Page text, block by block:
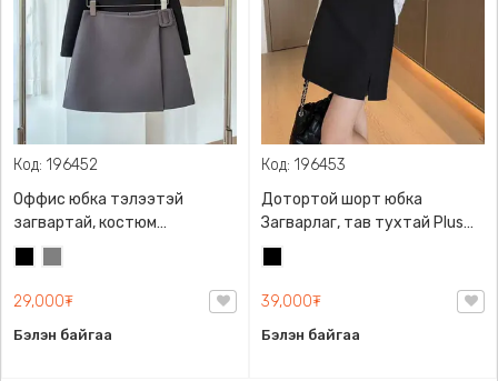
Код: 196452
Оффис юбка тэлээтэй
загвартай, костюм
материалтай өндөр
суудалтай юбка, А
хэлбэрийн, өдөр тутамдаа
өмсөхөд тохиромжтой, олон
хувцастай хослуулах
29,000₮
Бэлэн байгаа
Код: 196453
Дотортой шорт юбка
Загварлаг, тав тухтай Plus
size оффис юбка 50-90кг
таарна
39,000₮
Бэлэн байгаа